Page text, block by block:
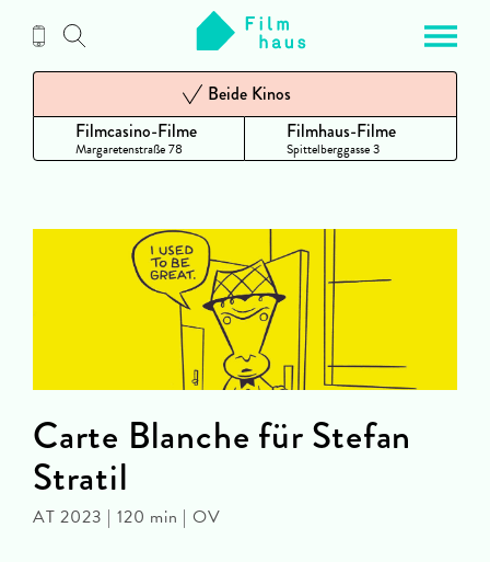
Inhalt
Filmcasino-Filme
Margaretenstraße 78
Beide Kinos
Filmhaus-Filme
Spittelberggasse 3
Carte Blanche für Stefan
Stratil
AT 2023 | 120 min | OV